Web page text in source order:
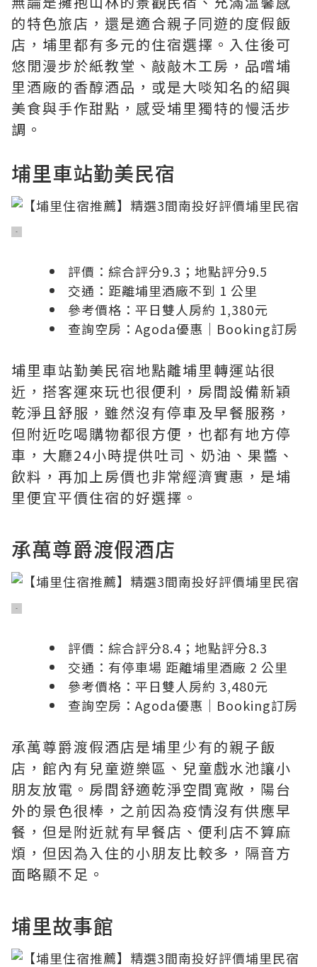
的特色旅店，還是適合親子同遊的度假飯
店，埔里都有多元的住宿選擇。入住後可
悠閒漫步於紙教堂、敲敲木工房，品嚐埔
里酒廠的香醇酒品，或是大啖知名的紹興
美食與手作甜點，感受埔里獨特的慢活步
調。
埔里車站勤美民宿
評價：綜合評分9.3；地點評分9.5
交通：距離埔里酒廠不到 1 公里
參考價格：平日雙人房約 1,380元
查詢空房：Agoda優惠 ｜ Booking訂房
埔里車站勤美民宿地點離埔里轉運站很
近，搭客運來玩也很便利，房間設備新穎
乾淨且舒服，雖然沒有停車及早餐服務，
但附近吃喝購物都很方便，也都有地方停
車，大廳24小時提供吐司、奶油、果醬、
飲料，再加上房價也非常經濟實惠，是埔
里便宜平價住宿的好選擇。
承萬尊爵渡假酒店
評價：綜合評分8.4；地點評分8.3
交通：有停車場 距離埔里酒廠 2 公里
參考價格：平日雙人房約 3,480元
查詢空房： Agoda優惠 ｜ Booking訂房
承萬尊爵渡假酒店是埔里少有的親子飯
店，館內有兒童遊樂區、兒童戲水池讓小
朋友放電。房間舒適乾淨空間寬敞，陽台
外的景色很棒，之前因為疫情沒有供應早
餐，但是附近就有早餐店、便利店不算麻
煩，但因為入住的小朋友比較多，隔音方
面略顯不足。
埔里故事館